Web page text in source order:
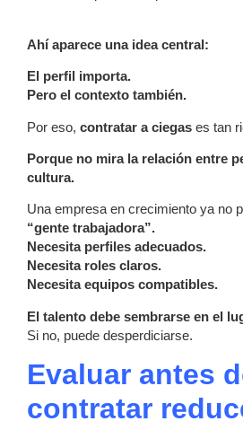
Ahí aparece una idea central:
El perfil importa.
Pero el contexto también.
Por eso, contratar a ciegas es tan
Porque no mira la relación entre
cultura.
Una empresa en crecimiento ya no
“gente trabajadora”.
Necesita perfiles adecuados.
Necesita roles claros.
Necesita equipos compatibles.
El talento debe sembrarse en el
Si no, puede desperdiciarse.
Evaluar antes
contratar